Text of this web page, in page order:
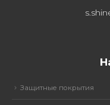
Защитные покрытия